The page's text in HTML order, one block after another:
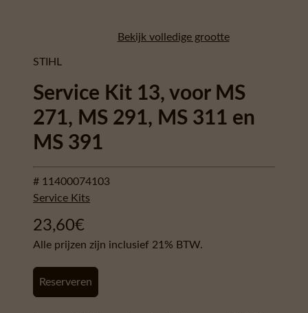
Bekijk volledige grootte
STIHL
Service Kit 13, voor MS
271, MS 291, MS 311 en
MS 391
# 11400074103
Service Kits
23,60€
Alle prijzen zijn inclusief 21% BTW.
Reserveren